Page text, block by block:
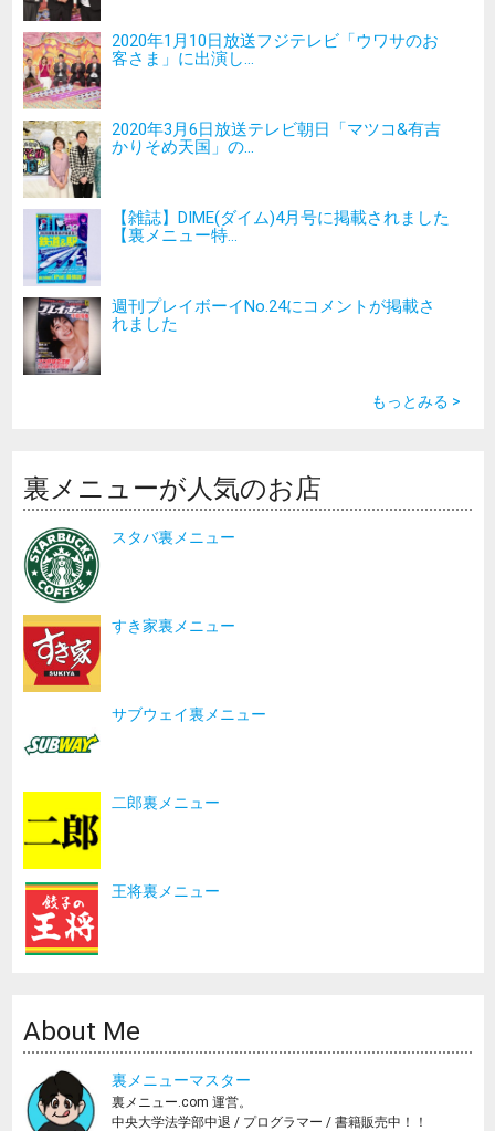
2020年1月10日放送フジテレビ「ウワサのお
客さま」に出演し...
2020年3月6日放送テレビ朝日「マツコ&有吉
かりそめ天国」の...
【雑誌】DIME(ダイム)4月号に掲載されました
【裏メニュー特...
週刊プレイボーイNo.24にコメントが掲載さ
れました
もっとみる >
裏メニューが人気のお店
スタバ裏メニュー
すき家裏メニュー
サブウェイ裏メニュー
二郎裏メニュー
王将裏メニュー
About Me
裏メニューマスター
裏メニュー.com 運営。
中央大学法学部中退 / プログラマー / 書籍販売中！！